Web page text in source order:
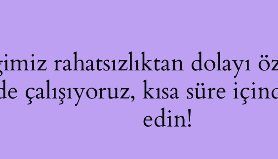
rahatsızlıktan dolayı
çalışıyoruz, kısa süre
edin!